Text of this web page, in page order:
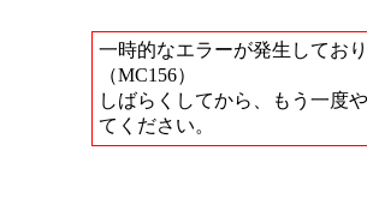
一時的なエラーが発生しており
（MC156）
しばらくしてから、もう一度
てください。